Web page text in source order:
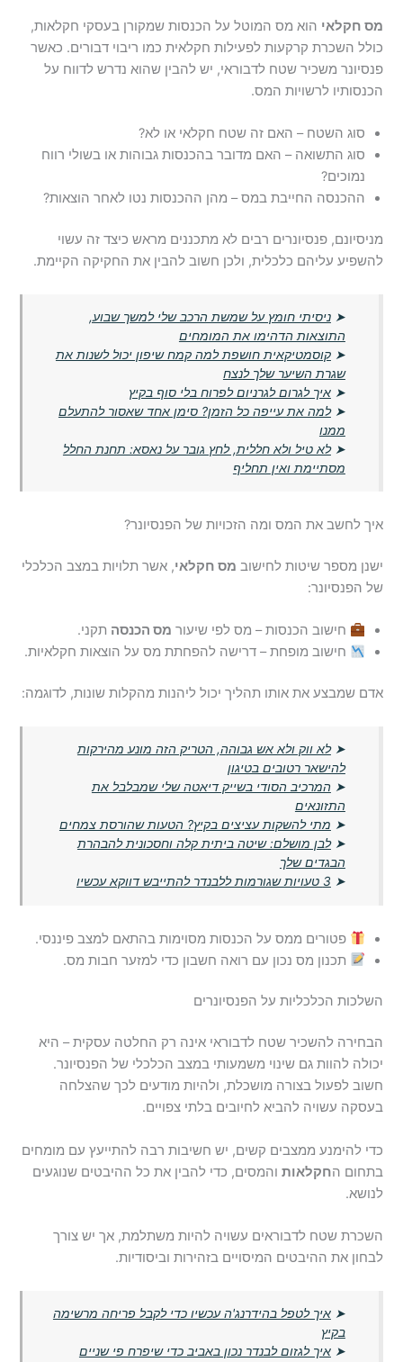
מס חקלאי הוא מס המוטל על הכנסות שמקורן בעסקי חקלאות,
כולל השכרת קרקעות לפעילות חקלאית כמו ריבוי דבורים. כאשר
פנסיונר משכיר שטח לדבוראי, יש להבין שהוא נדרש לדווח על
הכנסותיו לרשויות המס.
סוג השטח – האם זה שטח חקלאי או לא?
סוג התשואה – האם מדובר בהכנסות גבוהות או בשולי רווח
נמוכים?
ההכנסה החייבת במס – מהן ההכנסות נטו לאחר הוצאות?
מניסיונם, פנסיונרים רבים לא מתכננים מראש כיצד זה עשוי
להשפיע עליהם כלכלית, ולכן חשוב להבין את החקיקה הקיימת.
➤ניסיתי חומץ על שמשת הרכב שלי למשך שבוע,
התוצאות הדהימו את המומחים
➤קוסמטיקאית חושפת למה קמח שיפון יכול לשנות את
שגרת השיער שלך לנצח
➤איך לגרום לגרניום לפרוח בלי סוף בקיץ
➤למה את עייפה כל הזמן? סימן אחד שאסור להתעלם
ממנו
➤לא טיל ולא חללית, לחץ גובר על נאסא: תחנת החלל
מסתיימת ואין תחליף
איך לחשב את המס ומה הזכויות של הפנסיונר?
ישנן מספר שיטות לחישוב מס חקלאי, אשר תלויות במצב הכלכלי
של הפנסיונר:
חישוב הכנסות – מס לפי שיעור מס הכנסה תקני.
חישוב מופחת – דרישה להפחתת מס על הוצאות חקלאיות.
אדם שמבצע את אותו תהליך יכול ליהנות מהקלות שונות, לדוגמה:
➤לא ווק ולא אש גבוהה, הטריק הזה מונע מהירקות
להישאר רטובים בטיגון
➤ המרכיב הסודי בשייק דיאטה שלי שמבלבל את
התזונאים
➤ מתי להשקות עציצים בקיץ? הטעות שהורסת צמחים
➤לבן מושלם: שיטה ביתית קלה וחסכונית להבהרת
הבגדים שלך
➤ 3 טעויות שגורמות ללבנדר להתייבש דווקא עכשיו
פטורים ממס על הכנסות מסוימות בהתאם למצב פיננסי.
תכנון מס נכון עם רואה חשבון כדי למזער חבות מס.
השלכות הכלכליות על הפנסיונרים
הבחירה להשכיר שטח לדבוראי אינה רק החלטה עסקית – היא
יכולה להוות גם שינוי משמעותי במצב הכלכלי של הפנסיונר.
חשוב לפעול בצורה מושכלת, ולהיות מודעים לכך שהצלחה
בעסקה עשויה להביא לחיובים בלתי צפויים.
כדי להימנע ממצבים קשים, יש חשיבות רבה להתייעץ עם מומחים
בתחום החקלאות והמסים, כדי להבין את כל ההיבטים שנוגעים
לנושא.
השכרת שטח לדבוראים עשויה להיות משתלמת, אך יש צורך
לבחון את ההיבטים המיסויים בזהירות וביסודיות.
➤איך לטפל בהידרנג'ה עכשיו כדי לקבל פריחה מרשימה
בקיץ
➤איך לגזום לבנדר נכון באביב כדי שיפרח פי שניים